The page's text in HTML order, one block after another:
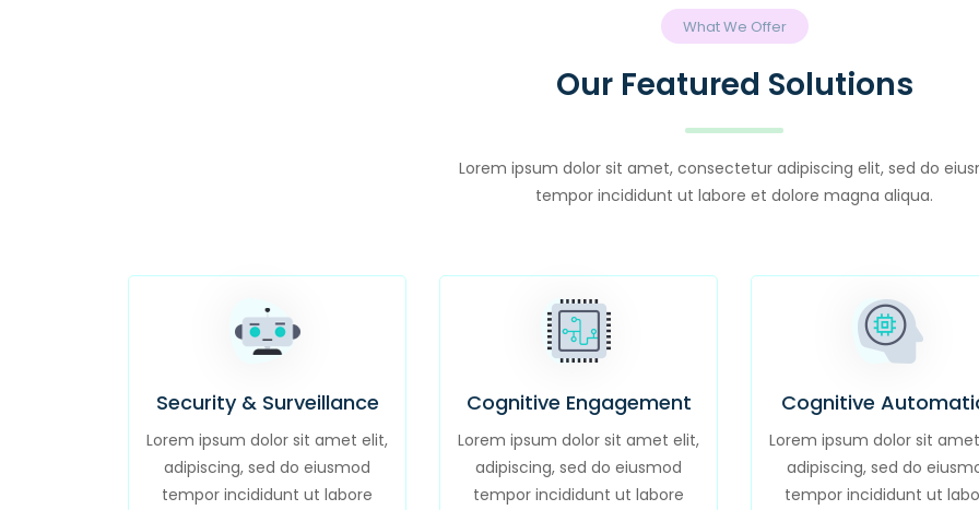
What We Offer
Our Featured Solutions
Lorem ipsum dolor sit amet, consectetur adipiscing elit, sed do
tempor incididunt ut labore et dolore magna aliqua.
Security & Surveillance
Lorem ipsum dolor sit amet elit,
adipiscing, sed do eiusmod
tempor incididunt ut labore
Cognitive Engagement
Lorem ipsum dolor sit amet elit,
adipiscing, sed do eiusmod
tempor incididunt ut labore
Cognitive
Lorem ipsum dolor sit
adipiscing, sed do
tempor incididunt ut